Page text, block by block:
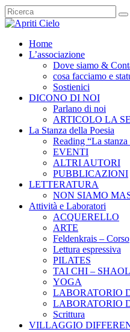
Home
L’associazione
Dove siamo &
cosa facciamo e
Sostienici
DICONO DI NOI
Parlano di noi
ARTICOLO LA
La Stanza della Poesia
Reading “La stanza
EVENTI
ALTRI AUTORI
PUBBLICAZIONI
LETTERATURA
NON SIAMO
Attività e Laboratori
ACQUERELLO
ARTE
Feldenkrais – Corso
Lettura espressiva
PILATES
TAI CHI –
YOGA
LABORATORIO
LABORATORIO
Scrittura
VILLAGGIO